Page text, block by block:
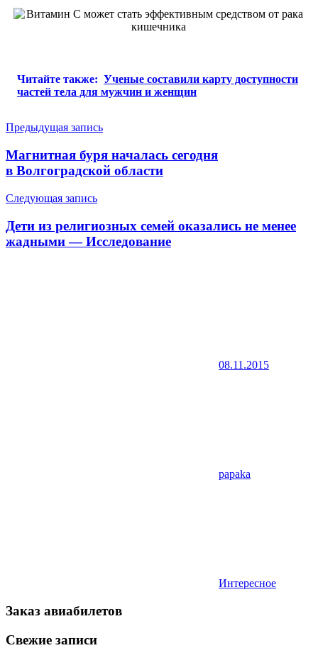
Читайте также: Ученые составили карту доступности
частей тела для мужчин и женщин
Навигация
по
записям
Предыдущая запись
Магнитная буря началась сегодня
в Волгоградской области
Следующая запись
Дети из религиозных семей оказались не менее
жадными — Исследование
08.11.2015
papaka
Интересное
Заказ авиабилетов
Свежие записи